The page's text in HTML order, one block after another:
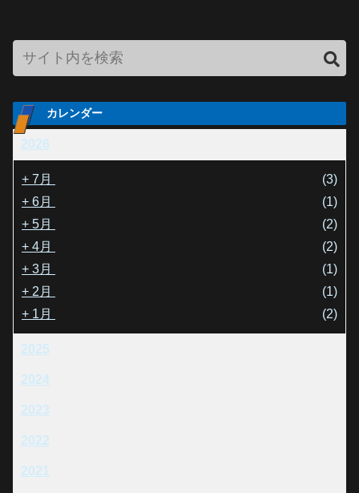
カレンダー
2026
+ 7月
(3)
+ 6月
(1)
+ 5月
(2)
+ 4月
(2)
+ 3月
(1)
+ 2月
(1)
+ 1月 (2)
2025
2024
2023
2022
2021